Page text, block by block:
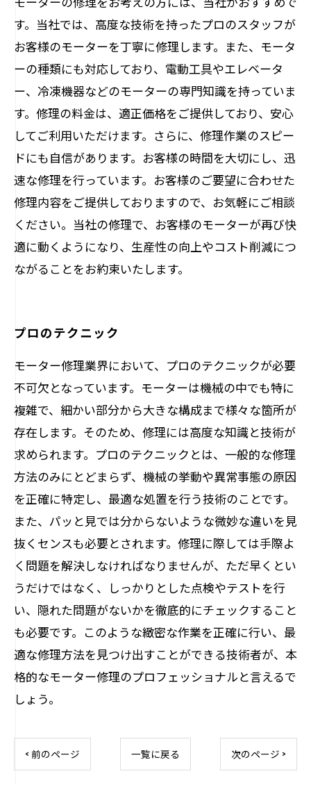
す。当社では、高度な技術を持ったプロのスタッフが
お客様のモーターを丁寧に修理します。また、モータ
ーの種類にも対応しており、電動工具やエレベータ
ー、冷凍機器などのモーターの専門知識を持っていま
す。修理の料金は、適正価格をご提供しており、安心
してご利用いただけます。さらに、修理作業のスピー
ドにも自信があります。お客様の時間を大切にし、迅
速な修理を行っています。お客様のご要望に合わせた
修理内容をご提供しておりますので、お気軽にご相談
ください。当社の修理で、お客様のモーターが再び快
適に動くようになり、生産性の向上やコスト削減につ
ながることをお約束いたします。
プロのテクニック
モーター修理業界において、プロのテクニックが必要
不可欠となっています。モーターは機械の中でも特に
複雑で、細かい部分から大きな構成まで様々な箇所が
存在します。そのため、修理には高度な知識と技術が
求められます。プロのテクニックとは、一般的な修理
方法のみにとどまらず、機械の挙動や異常事態の原因
を正確に特定し、最適な処置を行う技術のことです。
また、パッと見では分からないような微妙な違いを見
抜くセンスも必要とされます。修理に際しては手際よ
く問題を解決しなければなりませんが、ただ早くとい
うだけではなく、しっかりとした点検やテストを行
い、隠れた問題がないかを徹底的にチェックすること
も必要です。このような緻密な作業を正確に行い、最
適な修理方法を見つけ出すことができる技術者が、本
格的なモーター修理のプロフェッショナルと言えるで
しょう。
< 前のページ 一覧に戻る 次のページ >